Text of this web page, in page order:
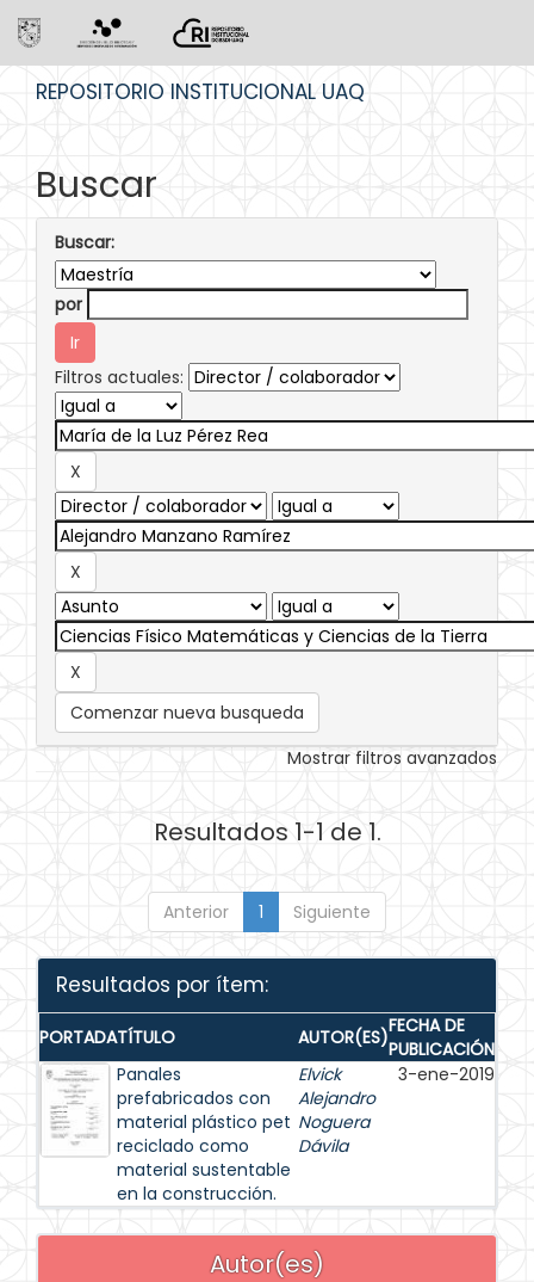
REPOSITORIO INSTITUCIONAL UAQ
Buscar
Buscar:
por
Filtros actuales:
Comenzar nueva busqueda
Mostrar filtros avanzados
Resultados 1-1 de 1.
Anterior 1 Siguiente
Resultados por ítem:
PORTADATÍTULO AUTOR(ES)FECHA DE
PUBLICACIÓN
Panales
prefabricados con
material plástico pet
reciclado como
material sustentable
en la construcción.
Elvick
Alejandro
Noguera
Dávila
3-ene-2019
Autor(es)